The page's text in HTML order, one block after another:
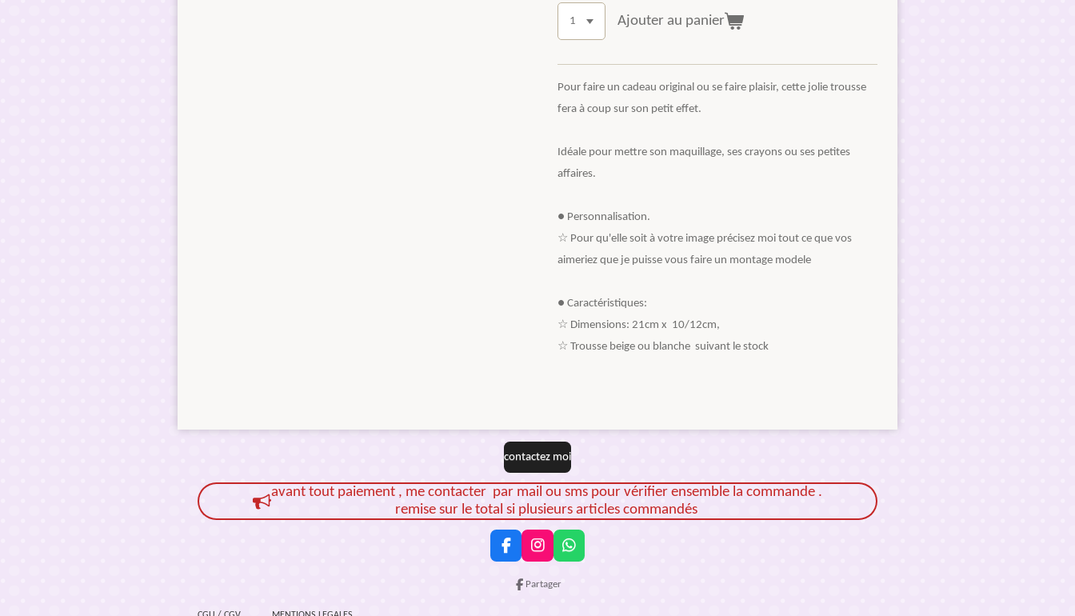
Ajouter au panier
Pour faire un cadeau original ou se faire plaisir, cette jolie trousse
fera à coup sur son petit effet.
Idéale pour mettre son maquillage, ses crayons ou ses petites
affaires.
● Personnalisation.
☆ Pour qu'elle soit à votre image précisez moi tout ce que vos
aimeriez que je puisse vous faire un montage modele
● Caractéristiques:
☆ Dimensions: 21cm x 10/12cm,
☆ Trousse beige ou blanche suivant le stock
contactez moi
avant tout paiement , me contacter par mail ou sms pour vérifier ensemble la commande .
remise sur le total si plusieurs articles commandés
F
a
I
n
s
W
h
Partager